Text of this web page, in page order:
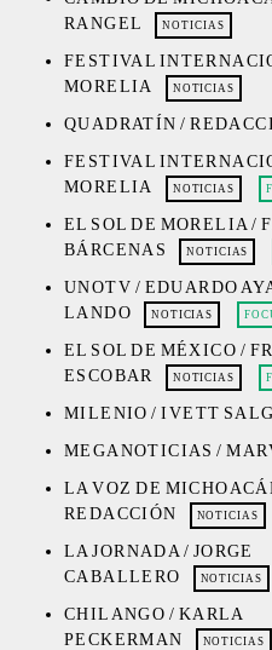
RANGEL
NOTICIAS
FESTIVAL
MORELIA
NOTICIAS
QUADRATÍN /
FESTIVAL
MORELIA
NOTICIAS
EL SOL DE MORELIA /
BÁRCENAS
NOTICIAS
UNOTV / EDUARDO
LANDO
NOTICIAS
EL SOL DE MÉXICO /
ESCOBAR
NOTICIAS
MILENIO / IVETT
MEGANOTICIAS /
LA VOZ DE
REDACCIÓN
NOTICIAS
LA JORNADA / JORGE
CABALLERO
NOTICIAS
CHILANGO / KARLA
PECKERMAN
NOTICIAS